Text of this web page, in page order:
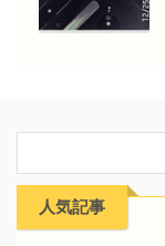
人気記事